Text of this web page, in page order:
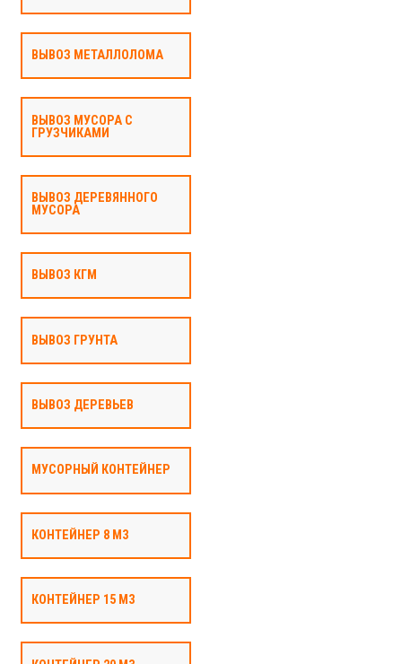
ВЫВОЗ МЕТАЛЛОЛОМА
ВЫВОЗ МУСОРА С
ГРУЗЧИКАМИ
ВЫВОЗ ДЕРЕВЯННОГО
МУСОРА
ВЫВОЗ КГМ
ВЫВОЗ ГРУНТА
ВЫВОЗ ДЕРЕВЬЕВ
МУСОРНЫЙ КОНТЕЙНЕР
КОНТЕЙНЕР 8 М3
КОНТЕЙНЕР 15 М3